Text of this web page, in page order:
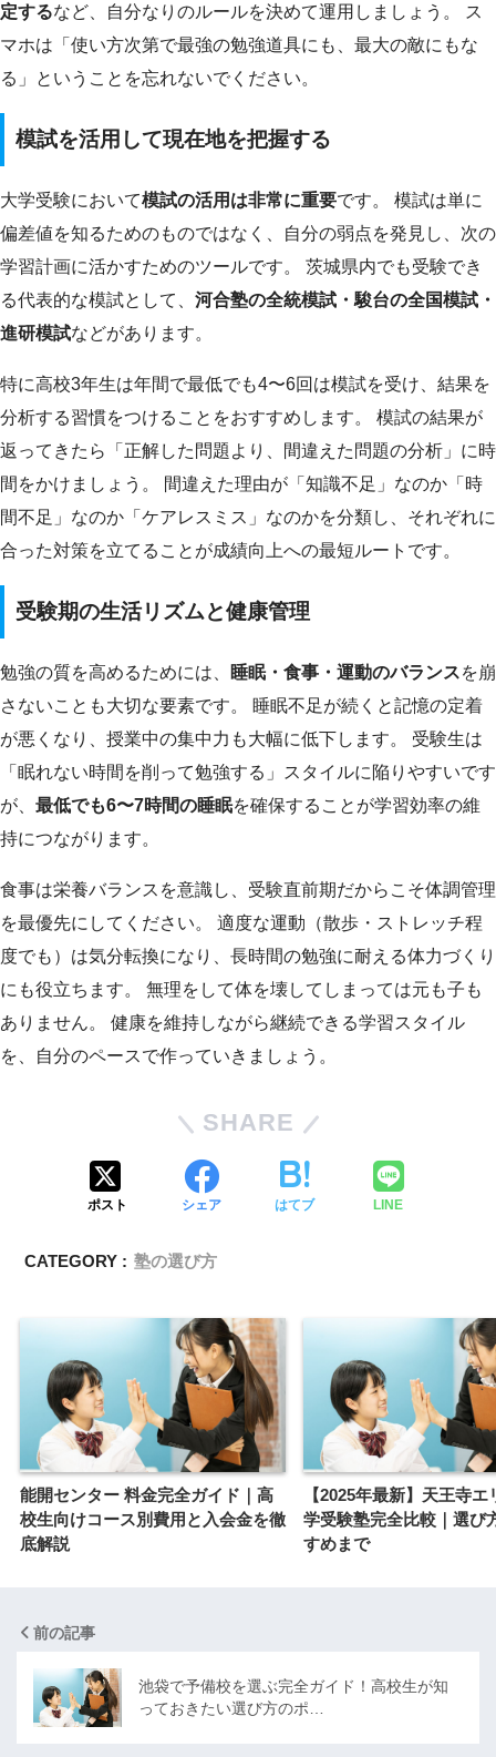
定するなど、自分なりのルールを決めて運用しましょう。 ス
マホは「使い方次第で最強の勉強道具にも、最大の敵にもな
る」ということを忘れないでください。
模試を活用して現在地を把握する
大学受験において模試の活用は非常に重要です。 模試は単に
偏差値を知るためのものではなく、自分の弱点を発見し、次の
学習計画に活かすためのツールです。 茨城県内でも受験でき
る代表的な模試として、 河合塾の全統模試・駿台の全国模試・
進研模試などがあります。
特に高校3年生は年間で最低でも4〜6回は模試を受け、結果を
分析する習慣をつけることをおすすめします。 模試の結果が
返ってきたら「正解した問題より、間違えた問題の分析」に時
間をかけましょう。 間違えた理由が「知識不足」なのか「時
間不足」なのか「ケアレスミス」なのかを分類し、それぞれに
合った対策を立てることが成績向上への最短ルートです。
受験期の生活リズムと健康管理
勉強の質を高めるためには、 睡眠・食事・運動のバランスを崩
さないことも大切な要素です。 睡眠不足が続くと記憶の定着
が悪くなり、授業中の集中力も大幅に低下します。 受験生は
「眠れない時間を削って勉強する」スタイルに陥りやすいです
が、 最低でも6〜7時間の睡眠を確保することが学習効率の維
持につながります。
食事は栄養バランスを意識し、受験直前期だからこそ体調管理
を最優先にしてください。 適度な運動（散歩・ストレッチ程
度でも）は気分転換になり、長時間の勉強に耐える体力づくり
にも役立ちます。 無理をして体を壊してしまっては元も子も
ありません。 健康を維持しながら継続できる学習スタイル
を、自分のペースで作っていきましょう。
SHARE
ポスト シェア はてブ LINE
CATEGORY : 塾の選び方
能開センター 料金完全ガイド｜高
校生向けコース別費用と入会金を徹
底解説
【2025年最新】天王寺エ
学受験塾完全比較｜選び
すめまで
前の記事
池袋で予備校を選ぶ完全ガイド！高校生が知
っておきたい選び方のポ…